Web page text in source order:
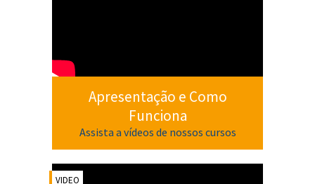
Apresentação e Como
Funciona
Assista a vídeos de nossos cursos
VIDEO